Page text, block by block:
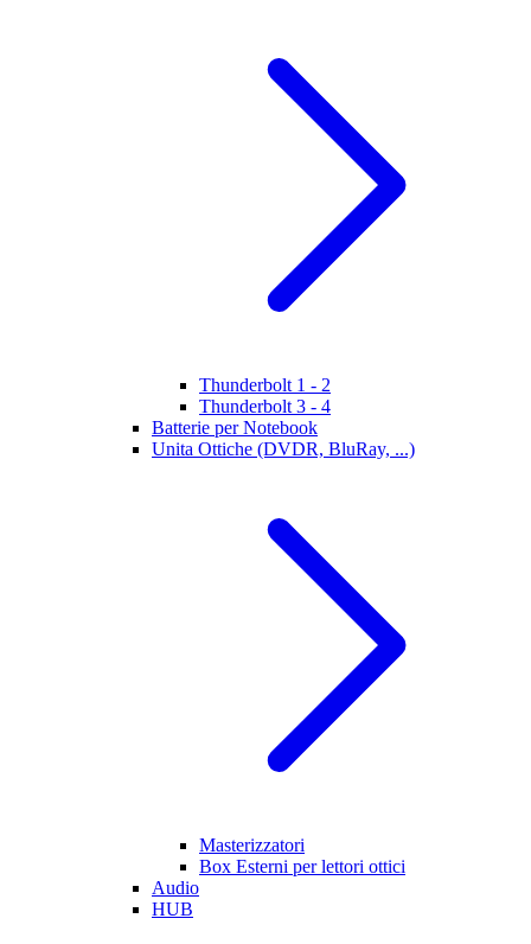
Thunderbolt 1 - 2
Thunderbolt 3 - 4
Batterie per Notebook
Unita Ottiche (DVDR, BluRay, ...)
Masterizzatori
Box Esterni per lettori ottici
Audio
HUB